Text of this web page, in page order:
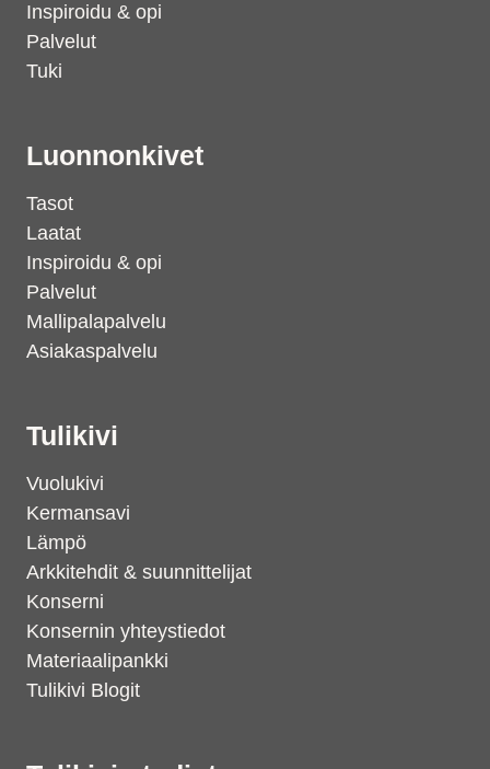
Inspiroidu & opi
Palvelut
Tuki
Luonnonkivet
Tasot
Laatat
Inspiroidu & opi
Palvelut
Mallipalapalvelu
Asiakaspalvelu
Tulikivi
Vuolukivi
Kermansavi
Lämpö
Arkkitehdit & suunnittelijat
Konserni
Konsernin yhteystiedot
Materiaalipankki
Tulikivi Blogit